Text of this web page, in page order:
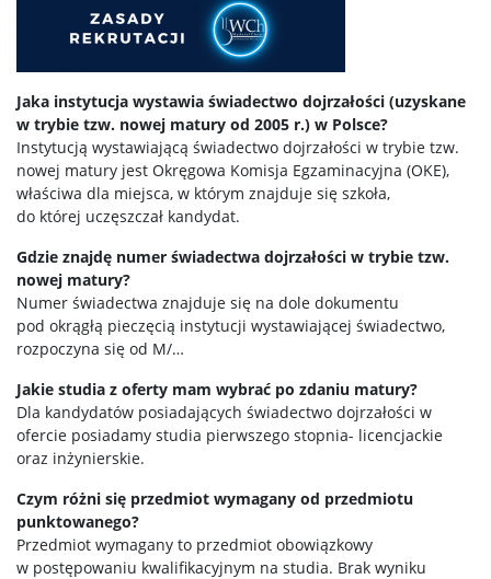
Jaka instytucja wystawia świadectwo dojrzałości (uzyskane
w trybie tzw. nowej matury od 2005 r.) w Polsce?
Instytucją wystawiającą świadectwo dojrzałości w trybie tzw.
nowej matury jest Okręgowa Komisja Egzaminacyjna (OKE),
właściwa dla miejsca, w którym znajduje się szkoła,
do której uczęszczał kandydat.
Gdzie znajdę numer świadectwa dojrzałości w trybie tzw.
nowej matury?
Numer świadectwa znajduje się na dole dokumentu
pod okrągłą pieczęcią instytucji wystawiającej świadectwo,
rozpoczyna się od M/…
Jakie studia z oferty mam wybrać po zdaniu matury?
Dla kandydatów posiadających świadectwo dojrzałości w
ofercie posiadamy studia pierwszego stopnia- licencjackie
oraz inżynierskie.
Czym różni się przedmiot wymagany od przedmiotu
punktowanego?
Przedmiot wymagany to przedmiot obowiązkowy
w postępowaniu kwalifikacyjnym na studia. Brak wyniku